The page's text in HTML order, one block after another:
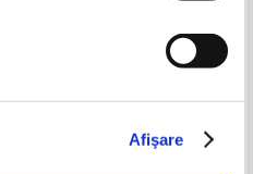
Afişare
Oliver Stone - The untold history
of the United States